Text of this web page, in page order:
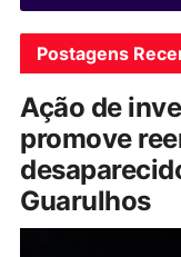
Postagens
Ação de
promove
Guarulhos